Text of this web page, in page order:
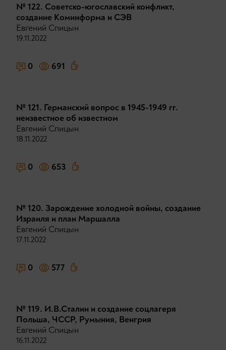
№ 122. Советско-югославский конфликт,
создание Коминформа и СЭВ
Евгений Спицын
19.11.2022
0 691
№ 121. Германский вопрос в 1945-1949 гг.
неизвестное об известном
Евгений Спицын
18.11.2022
0 653
№ 120. Зарождение холодной войны, создание
Израиля и план Маршалла
Евгений Спицын
17.11.2022
0 577
№ 119. И.В.Сталин и создание соцлагеря
Польша, ЧССР, Румыния, Венгрия
Евгений Спицын
16.11.2022